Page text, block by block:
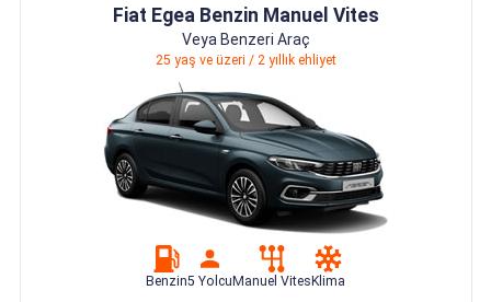
Fiat Egea Benzin Manuel Vites
Veya Benzeri Araç
25 yaş ve üzeri / 2 yıllık ehliyet
Benzin5 YolcuManuel VitesKlima